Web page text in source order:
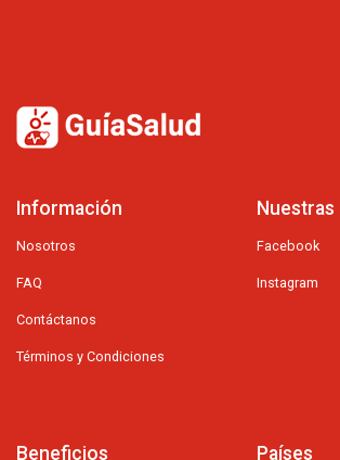
Información
Nosotros
FAQ
Contáctanos
Términos y Condiciones
Nuestras
Facebook
Instagram
Beneficios Países